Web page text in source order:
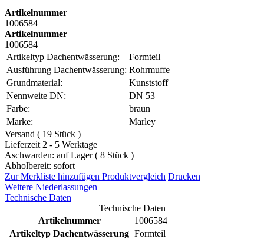
Artikelnummer
1006584
Artikelnummer
1006584
Artikeltyp Dachentwässerung:
Formteil
Ausführung Dachentwässerung: Rohrmuffe
Grundmaterial:
Kunststoff
Nennweite DN:
DN 53
Farbe:
braun
Marke:
Marley
Versand ( 19 Stück )
Lieferzeit 2 - 5 Werktage
Aschwarden: auf Lager ( 8 Stück )
Abholbereit: sofort
Zur Merkliste hinzufügen Produktvergleich Drucken
Weitere Niederlassungen
Technische Daten
Technische Daten
Artikelnummer
1006584
Artikeltyp Dachentwässerung Formteil